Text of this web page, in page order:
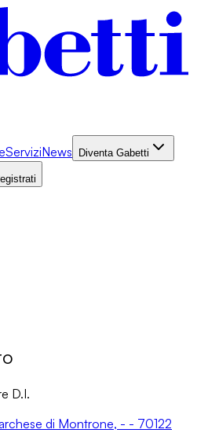
ServiziNews Diventa Gabetti
D.I.
di Montrone, - - 70122